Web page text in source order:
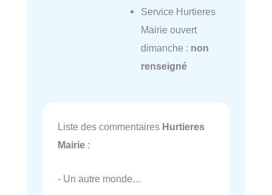
Service Hurtieres
Mairie ouvert
dimanche : non
renseigné
Liste des commentaires Hurtieres
Mairie :
- Un autre monde…